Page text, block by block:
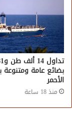
بضائع عامة ومتنوعة
الأحمر
منذ 18 ساعة